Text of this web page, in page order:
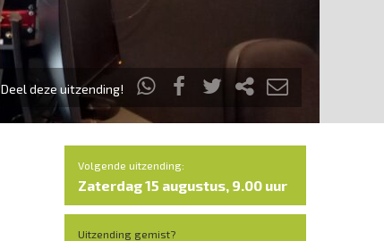
Deel deze uitzending!
Volgende uitzending:
Zaterdag 15 augustus, 9.00 uur
Uitzending gemist?